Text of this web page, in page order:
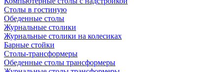
Столы в гостиную
Обеденные столы
Журнальные столики
Журнальные столики на колесиках
Барные стойки
Столы-трансформеры
Обеденные столы трансформеры